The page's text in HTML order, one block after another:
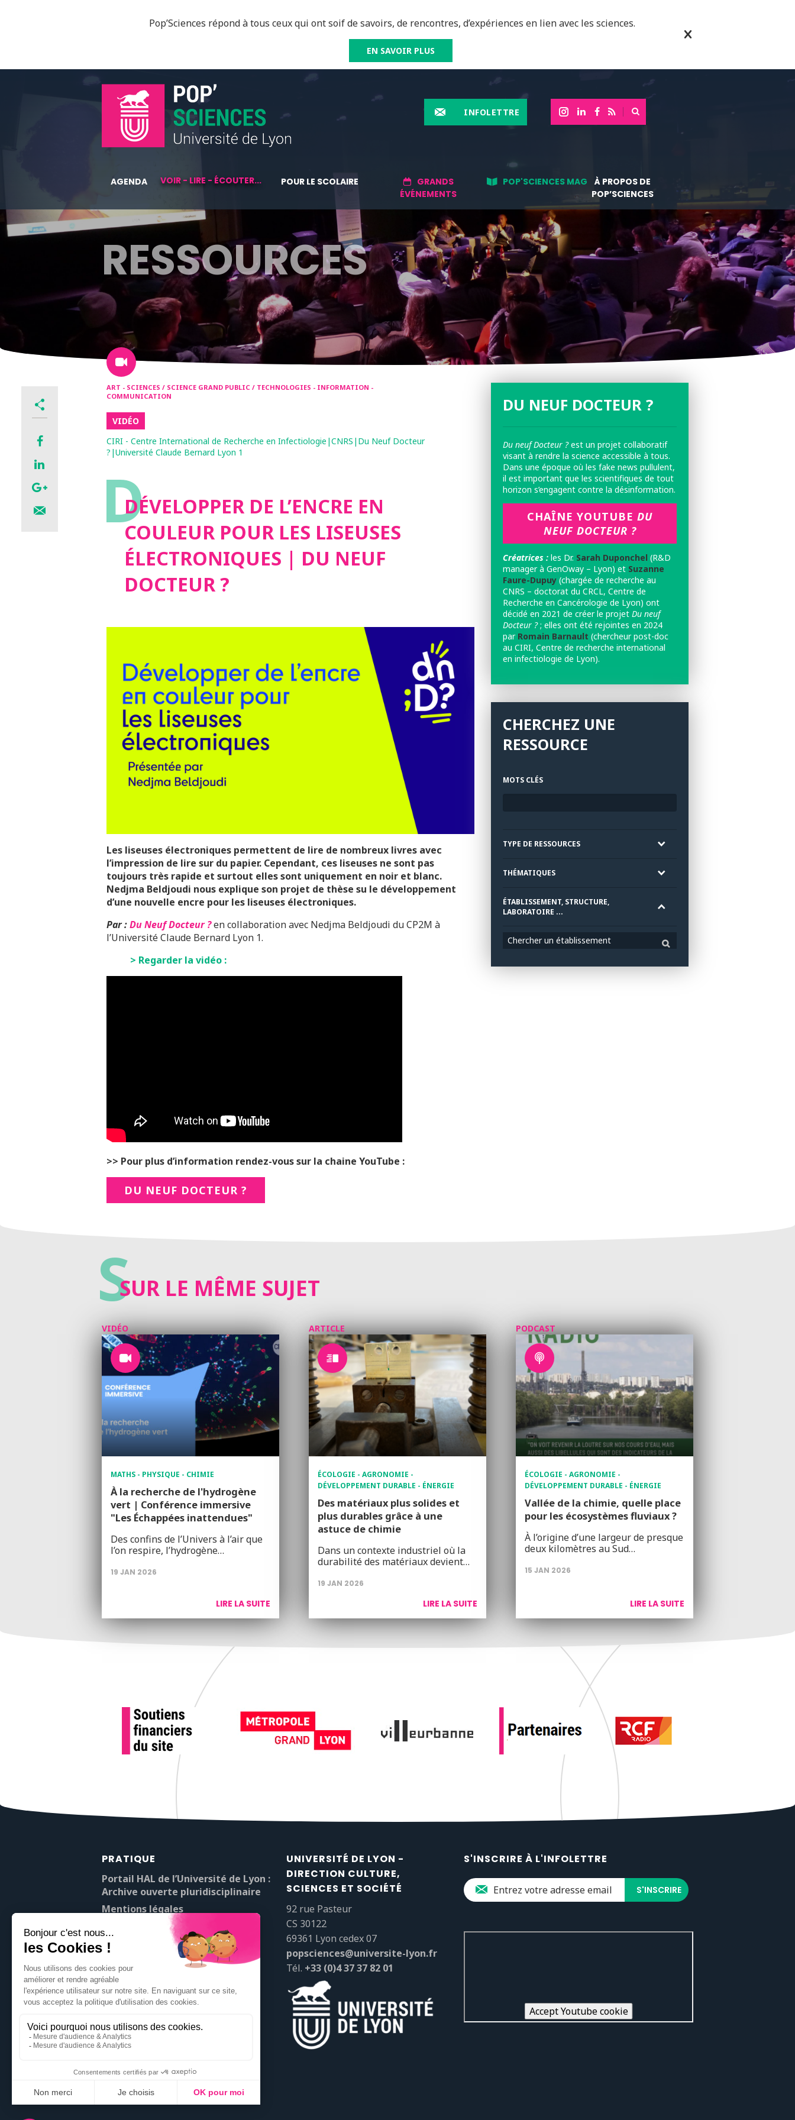
Pop’Sciences répond à tous ceux qui ont soif de savoirs, de rencontres, d’expériences en lien avec les sciences.
EN SAVOIR PLUS
INFOLETTRE
AGENDA VOIR - LIRE - ÉCOUTER... POUR LE SCOLAIRE
GRANDS
ÉVÉNEMENTS
POP'SCIENCES MAG
À PROPOS DE
POP’SCIENCES
RESSOURCES
ART - SCIENCES / SCIENCE GRAND PUBLIC / TECHNOLOGIES - INFORMATION -
COMMUNICATION
VIDÉO
CIRI - Centre International de Recherche en Infectiologie|CNRS|Du Neuf Docteur
?|Université Claude Bernard Lyon 1
DDÉVELOPPER DE L’ENCRE EN
COULEUR POUR LES LISEUSES
ÉLECTRONIQUES | DU NEUF
DOCTEUR ?
Les liseuses électroniques permettent de lire de nombreux livres avec
l’impression de lire sur du papier. Cependant, ces liseuses ne sont pas
toujours très rapide et surtout elles sont uniquement en noir et blanc.
Nedjma Beldjoudi nous explique son projet de thèse su le développement
d’une nouvelle encre pour les liseuses électroniques.
Par :Du Neuf Docteur ?en collaboration avec Nedjma Beldjoudi du CP2M à
l’Université Claude Bernard Lyon 1.
> Regarder la vidéo :
>> Pour plus d’information rendez-vous sur la chaine YouTube :
DU NEUF DOCTEUR ?
DU NEUF DOCTEUR ?
Du neuf Docteur ?est un projet collaboratif
visant à rendre la science accessible à tous.
Dans une époque où les fake news pullulent,
il est important que les scientifiques de tout
horizon s’engagent contre la désinformation.
CHAÎNE YOUTUBE DU
NEUF DOCTEUR ?
Créatrices : les Dr. Sarah Duponchel (R&D
manager à GenOway – Lyon) et Suzanne
Faure-Dupuy (chargée de recherche au
CNRS – doctorat du CRCL, Centre de
Recherche en Cancérologie de Lyon) ont
décidé en 2021 de créer le projet Du neuf
Docteur ?; elles ont été rejointes en 2024
parRomain Barnault (chercheur post-doc
au CIRI, Centre de recherche international
en infectiologie de Lyon).
CHERCHEZ UNE
RESSOURCE
MOTS CLÉS
TYPE DE RESSOURCES
THÉMATIQUES
ÉTABLISSEMENT, STRUCTURE,
LABORATOIRE ...
Chercher un établissement
SSUR LE MÊME SUJET
VIDÉO
MATHS - PHYSIQUE - CHIMIE
À la recherche de l'hydrogène
vert | Conférence immersive
"Les Échappées inattendues"
Des confins de l’Univers à l’air que
l’on respire, l’hydrogène…
19 JAN 2026
LIRE LA SUITE
ARTICLE
ÉCOLOGIE - AGRONOMIE -
DÉVELOPPEMENT DURABLE - ÉNERGIE
Des matériaux plus solides et
plus durables grâce à une
astuce de chimie
Dans un contexte industriel où la
durabilité des matériaux devient…
19 JAN 2026
LIRE LA SUITE
PODCAST
ÉCOLOGIE - AGRONOMIE -
DÉVELOPPEMENT DURABLE - ÉNERGIE
Vallée de la chimie, quelle place
pour les écosystèmes fluviaux ?
À l’origine d’une largeur de presque
deux kilomètres au Sud…
15 JAN 2026
LIRE LA SUITE
PRATIQUE
Portail HAL de l’Université de Lyon :
Archive ouverte pluridisciplinaire
Mentions légales
À propos de Pop’Sciences
Contact
UNIVERSITÉ DE LYON -
DIRECTION CULTURE,
SCIENCES ET SOCIÉTÉ
92 rue Pasteur
CS 30122
69361 Lyon cedex 07
popsciences@universite-lyon.fr
Tél. +33 (0)4 37 37 82 01
S'INSCRIRE À L'INFOLETTRE
Accept Youtube cookie